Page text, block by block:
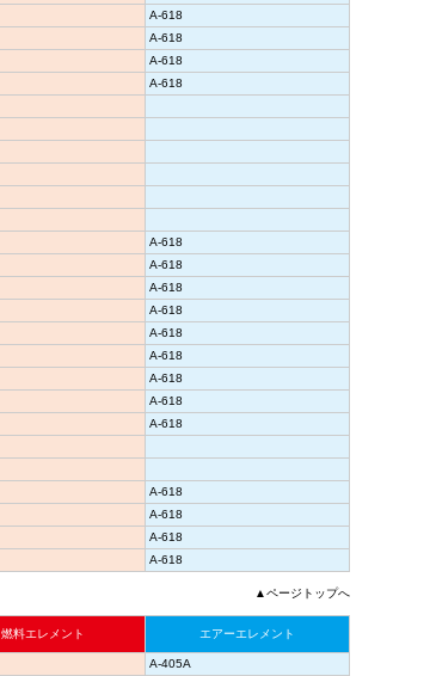
A-618
A-618
A-618
A-618
A-618
A-618
A-618
A-618
A-618
A-618
A-618
A-618
A-618
A-618
A-618
A-618
A-618
▲ページトップへ
燃料エレメント エアーエレメント
A-405A